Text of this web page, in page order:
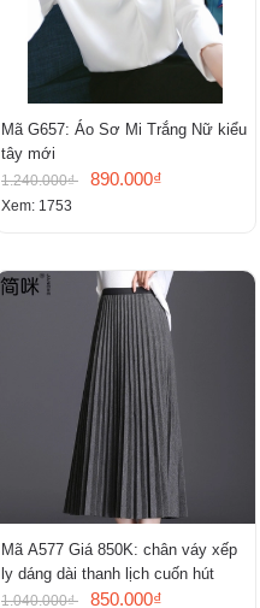
Mã G657: Áo Sơ Mi Trắng Nữ kiểu
tây mới
1.240.000₫ 890.000₫
Xem: 1753
Mã A577 Giá 850K: chân váy xếp
ly dáng dài thanh lịch cuốn hút
1.040.000₫ 850.000₫